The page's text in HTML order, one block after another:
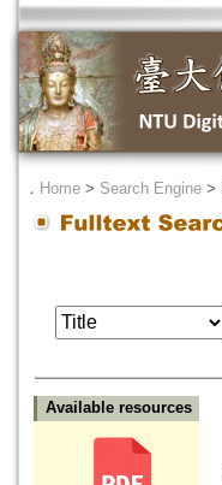
． Home > Search Engine >
Available resources